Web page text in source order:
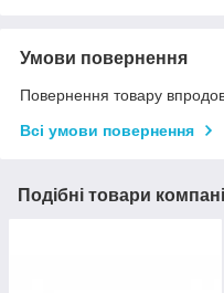
Умови повернення
Повернення товару
Всі умови повернення
Подібні товари